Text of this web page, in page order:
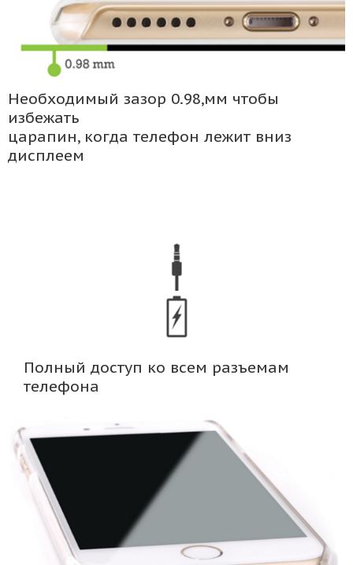
Необходимый зазор 0.98,мм чтобы
избежать
царапин, когда телефон лежит вниз
дисплеем
Полный доступ ко всем разъемам
телефона